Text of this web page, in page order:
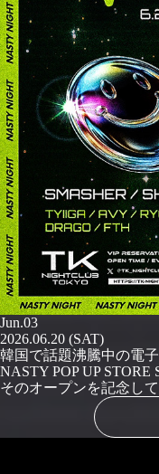
Jun.03
2026.06.20 (SAT)
韓国で話題沸騰中の電
NASTY POP UP STORE
そのオープンを記念し